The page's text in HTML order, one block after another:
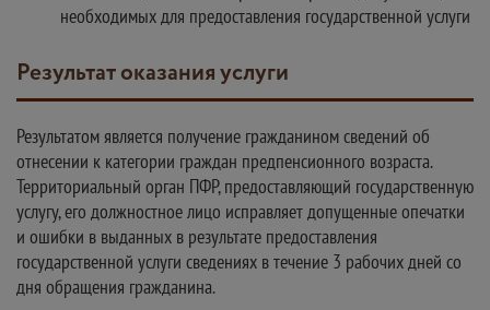
необходимых для предоставления государственной услуги
Результат оказания услуги
Результатом является получение гражданином сведений об
отнесении к категории граждан предпенсионного возраста.
Территориальный орган ПФР, предоставляющий государственную
услугу, его должностное лицо исправляет допущенные опечатки
и ошибки в выданных в результате предоставления
государственной услуги сведениях в течение 3 рабочих дней со
дня обращения гражданина.